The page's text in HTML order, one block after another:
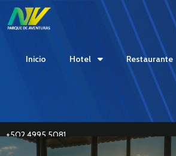
Inicio Hotel Restaurante
+502 4995 5081